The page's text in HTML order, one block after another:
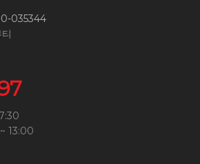
035344
13:00